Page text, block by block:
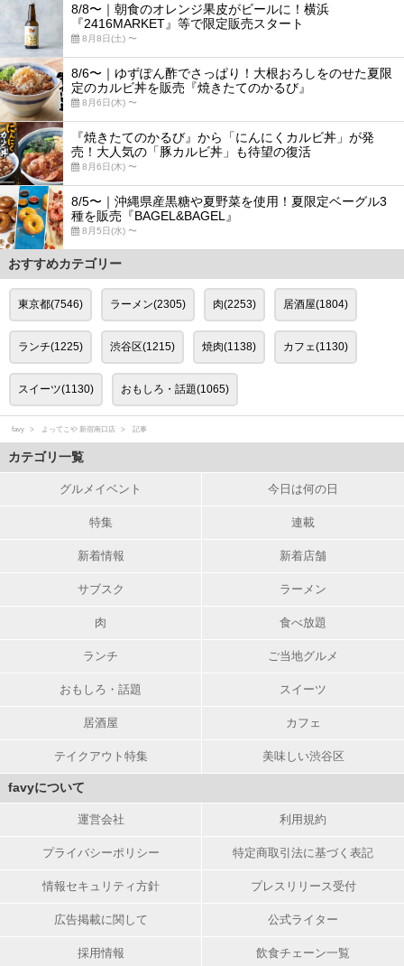
8/8〜｜朝食のオレンジ果皮がビールに！横浜
『2416MARKET』等で限定販売スタート
8月8日(土) 〜
8/6〜｜ゆずぽん酢でさっぱり！大根おろしをのせた夏限
定のカルビ丼を販売『焼きたてのかるび』
8月6日(木) 〜
『焼きたてのかるび』から「にんにくカルビ丼」が発
売！大人気の「豚カルビ丼」も待望の復活
8月6日(木) 〜
8/5〜｜沖縄県産黒糖や夏野菜を使用！夏限定ベーグル3
種を販売『BAGEL&BAGEL』
8月5日(水) 〜
おすすめカテゴリー
東京都(7546) ラーメン(2305) 肉(2253) 居酒屋(1804)
ランチ(1225) 渋谷区(1215) 焼肉(1138) カフェ(1130)
スイーツ(1130) おもしろ・話題(1065)
favy よってこや 新宿南口店 記事
カテゴリ一覧
グルメイベント 今日は何の日
特集 連載
新着情報 新着店舗
サブスク ラーメン
肉 食べ放題
ランチ ご当地グルメ
おもしろ・話題 スイーツ
居酒屋 カフェ
テイクアウト特集 美味しい渋谷区
favyについて
運営会社 利用規約
プライバシーポリシー 特定商取引法に基づく表記
情報セキュリティ方針 プレスリリース受付
広告掲載に関して 公式ライター
採用情報 飲食チェーン一覧